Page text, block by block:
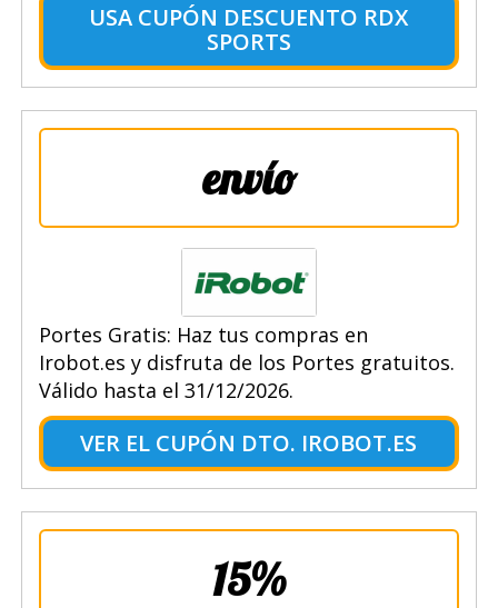
USA CUPÓN DESCUENTO RDX
SPORTS
envío
Portes Gratis: Haz tus compras en
Irobot.es y disfruta de los Portes gratuitos.
Válido hasta el 31/12/2026.
VER EL CUPÓN DTO. IROBOT.ES
15%